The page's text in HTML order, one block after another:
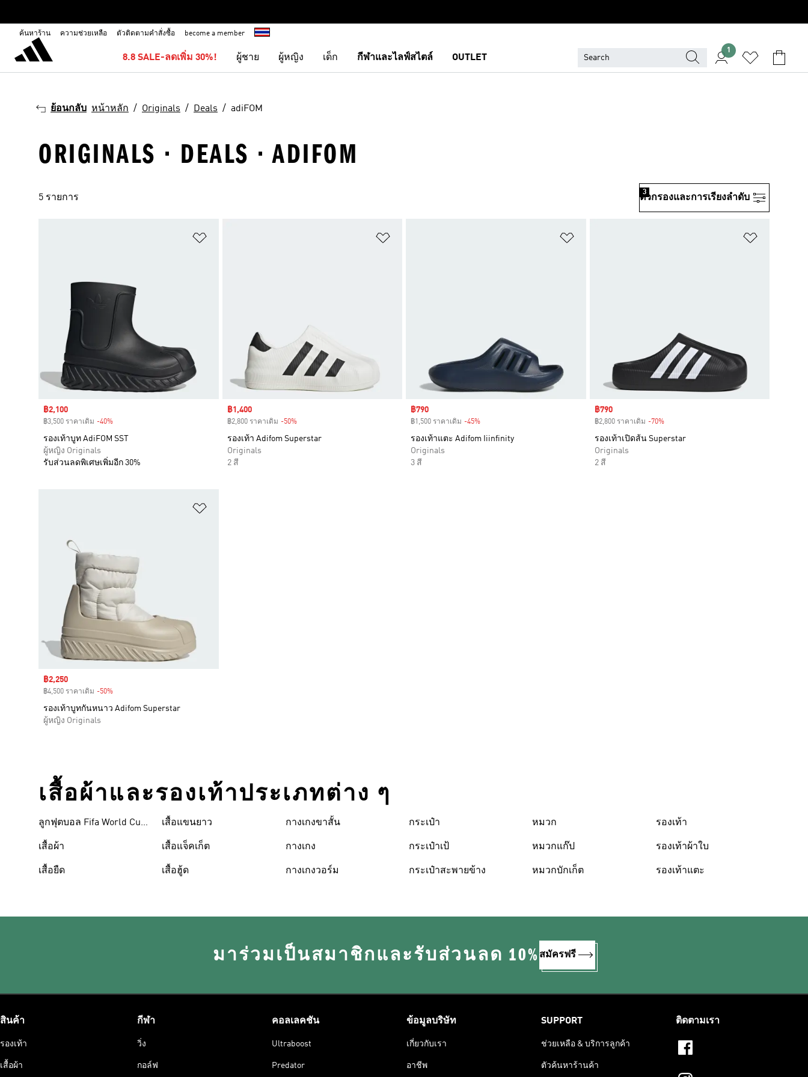
ค้นหาร้าน ความช่วยเหลือ ตัวติดตามคำสั่งซื้อ become a member
8.8 SALE-ลดเพิ่ม 30%! ผู้ชาย ผู้หญิง เด็ก กีฬาและไลฟ์สไตล์ OUTLET
1
ย้อนกลับ หน้าหลัก Originals Deals adiFOM
ORIGINALS · DEALS · ADIFOM
5 รายการ ตัวกรองและการเรียงลําดับ
3
Sale price
฿2,100
฿3,500 ราคาเดิม -40%
รองเท้าบูท AdiFOM SST
ผู้หญิง Originals
รับส่วนลดพิเศษเพิ่มอีก 30%
Sale price
฿1,400
฿2,800 ราคาเดิม -50%Discount
รองเท้า Adifom Superstar
Originals
2 สี
Sale price
฿790
฿1,500 ราคาเดิม -45%
รองเท้าแตะ Adifom Iiinfinity
Originals
3 สี
Sale price
฿790
฿2,800 ราคาเดิม -70%Discount
รองเท้าเปิดส้น Superstar
Originals
2 สี
Sale price
฿2,250
฿4,500 ราคาเดิม -50%
รองเท้าบูทกันหนาว Adifom Superstar
ผู้หญิง Originals
เสื้อผ้าและรองเท้าประเภทต่าง ๆ
ลูกฟุตบอล Fifa World Cup
เสื้อผ้า
เสื้อยืด
เสื้อแขนยาว
เสื้อแจ็คเก็ต
เสื้อฮู้ด
กางเกงขาสั้น
กางเกง
กางเกงวอร์ม
กระเป๋า
กระเป๋าเป้
กระเป๋าสะพายข้าง
หมวก
หมวกแก๊ป
หมวกบักเก็ต
รองเท้า
รองเท้าผ้าใบ
รองเท้าแตะ
มาร่วมเป็นสมาชิกและรับส่วนลด 10% สมัครฟรี
สินค้า
รองเท้า
เสื้อผ้า
กีฬา
วิ่ง
กอล์ฟ
คอลเลคชัน
Ultraboost
Predator
ข้อมูลบริษัท
เกี่ยวกับเรา
อาชีพ
SUPPORT
ช่วยเหลือ & บริการลูกค้า
ตัวค้นหาร้านค้า
ติดตามเรา